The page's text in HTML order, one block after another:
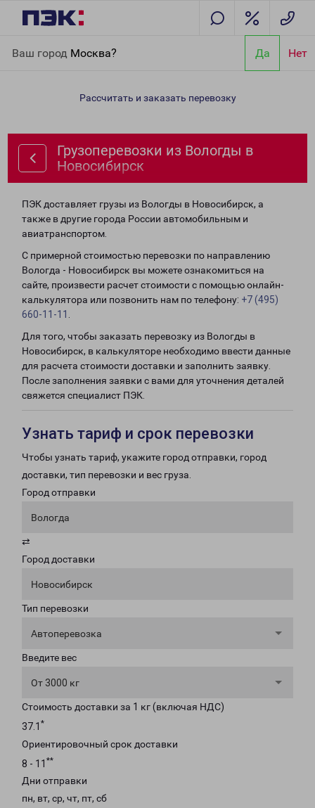
Ваш город Москва? Да Нет
Новосибирск
Рассчитать и заказать перевозку
Грузоперевозки из Вологды в
Новосибирск
ПЭК доставляет грузы из Вологды в Новосибирск, а
также в другие города России автомобильным и
авиатранспортом.
С примерной стоимостью перевозки по направлению
Вологда - Новосибирск вы можете ознакомиться на
сайте, произвести расчет стоимости с помощью онлайн-
калькулятора или позвонить нам по телефону: +7 (495)
660-11-11
Для того, чтобы заказать перевозку из Вологды в
Новосибирск, в калькуляторе необходимо ввести данные
для расчета стоимости доставки и заполнить заявку.
После заполнения заявки с вами для уточнения деталей
свяжется специалист ПЭК.
Узнать тариф и срок перевозки
Чтобы узнать тариф, укажите город отправки, город
доставки, тип перевозки и вес груза.
Город отправки
Вологда
⇄
Город доставки
Новосибирск
Тип перевозки
Автоперевозка
Введите вес
От 3000 кг
Стоимость доставки за 1 кг (включая НДС)
37.1 *
Ориентировочный срок доставки
8 - 11 **
Дни отправки
пн, вт, ср, чт, пт, сб